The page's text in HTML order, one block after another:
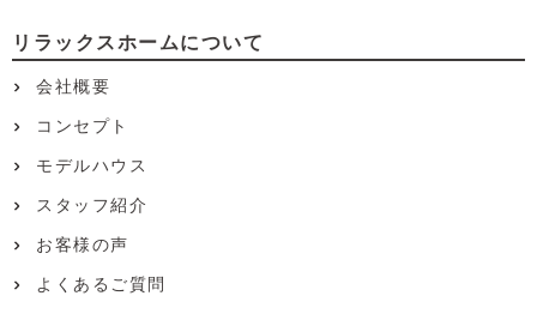
リラックスホームについて
会社概要
コンセプト
モデルハウス
スタッフ紹介
お客様の声
よくあるご質問